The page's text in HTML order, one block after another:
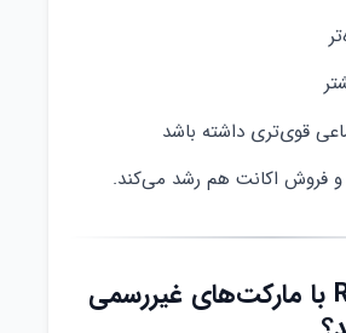
قوی‌تری داشته باشد
و فروش اکانت هم رشد می‌کند.
آیا Rockstar با مارکت‌های غیررسمی